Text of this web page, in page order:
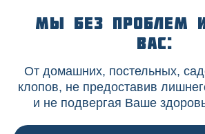
Мы без проблем
вас:
От домашних, постельных,
клопов, не предоставив
и не подвергая Ваше